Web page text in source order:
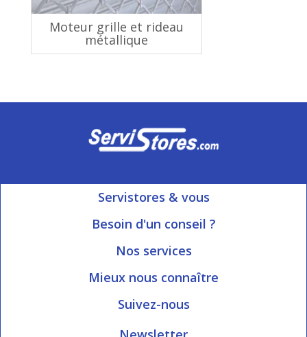
Moteur grille et rideau
métallique
Servistores & vous
Mon compte
Besoin d'un conseil ?
Ouvert du Lundi au Vendredi
Nos services
Informations livraison
Blog Servistores
Plan du site
Mieux nous connaître
Qui sommes-nous?
Suivez-nous